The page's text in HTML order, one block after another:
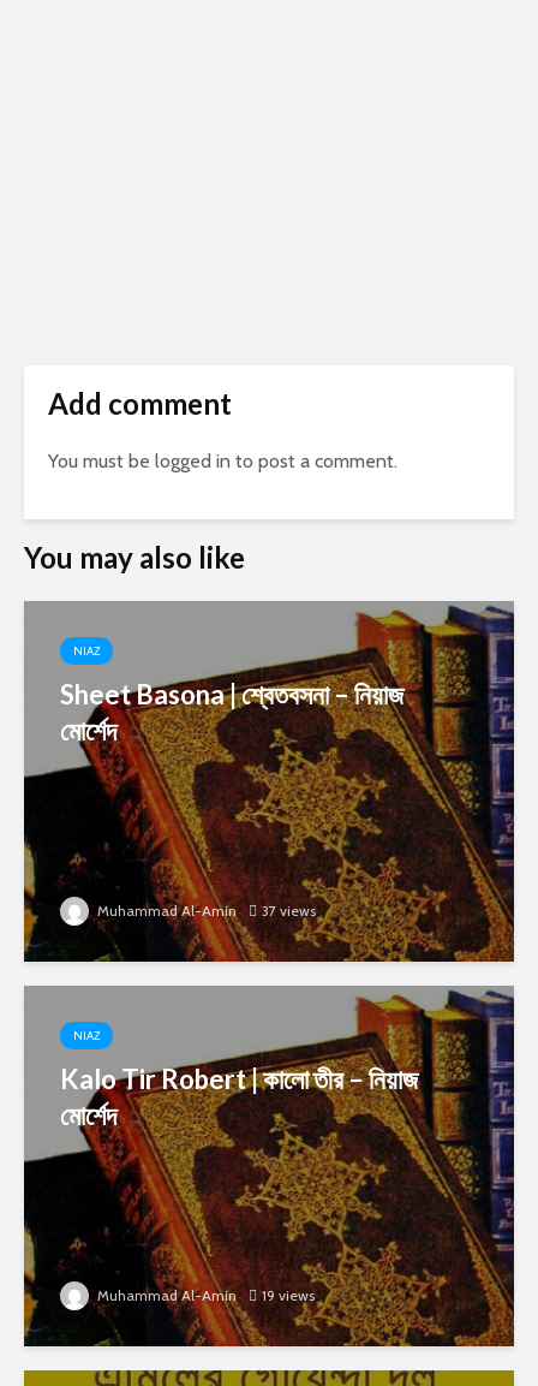
Add comment
You must be logged in to post a comment.
You may also like
NIAZ
Sheet Basona | শ্বেতবসনা – নিয়াজ
মোর্শেদ
Muhammad Al-Amin 37 views
NIAZ
Kalo Tir Robert | কালো তীর – নিয়াজ
মোর্শেদ
Muhammad Al-Amin 19 views